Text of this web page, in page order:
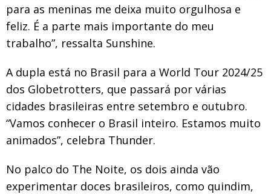
para as meninas me deixa muito orgulhosa e
feliz. É a parte mais importante do meu
trabalho”, ressalta Sunshine.
A dupla está no Brasil para a World Tour 2024/25
dos Globetrotters, que passará por várias
cidades brasileiras entre setembro e outubro.
“Vamos conhecer o Brasil inteiro. Estamos muito
animados”, celebra Thunder.
No palco do The Noite, os dois ainda vão
experimentar doces brasileiros, como quindim,